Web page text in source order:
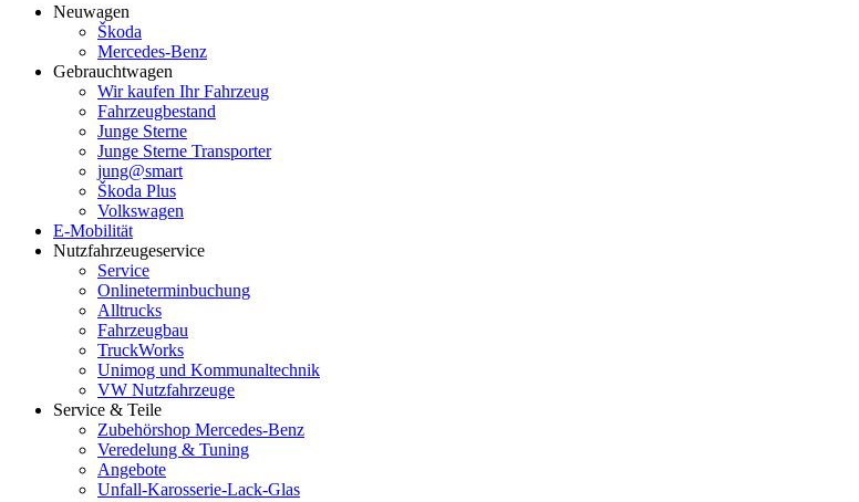
Neuwagen
Škoda
Mercedes-Benz
Gebrauchtwagen
Wir kaufen Ihr Fahrzeug
Fahrzeugbestand
Junge Sterne
Junge Sterne Transporter
jung@smart
Škoda Plus
Volkswagen
E-Mobilität
Nutzfahrzeugeservice
Service
Onlineterminbuchung
Alltrucks
Fahrzeugbau
TruckWorks
Unimog und Kommunaltechnik
VW Nutzfahrzeuge
Service & Teile
Zubehörshop Mercedes-Benz
Veredelung & Tuning
Angebote
Unfall-Karosserie-Lack-Glas